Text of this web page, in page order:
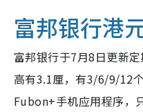
富邦银行港
富邦银行于7月8日更新
高有3.1厘，有3/6/9/12
Fubon+手机应用程序，